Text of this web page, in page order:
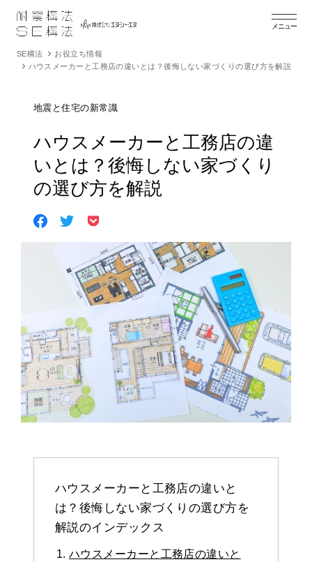
メニュー
SE構法
お役立ち情報
ハウスメーカーと工務店の違いとは？後悔しない家づくりの選び方を解説
地震と住宅の新常識
ハウスメーカーと工務店の違
いとは？後悔しない家づくり
の選び方を解説
ハウスメーカーと工務店の違いと
は？後悔しない家づくりの選び方を
解説のインデックス
ハウスメーカーと工務店の違いと